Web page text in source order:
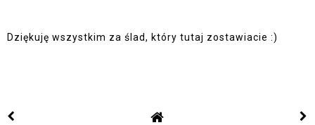
Dziękuję wszystkim za ślad, który tutaj zostawiacie :)